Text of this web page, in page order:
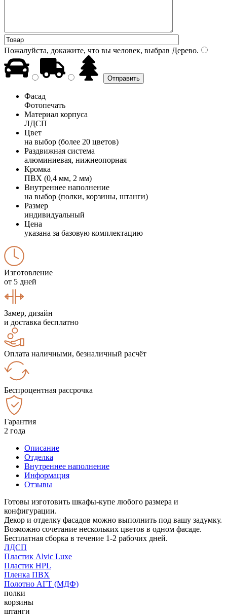
Пожалуйста, докажите, что вы человек, выбрав Дерево.
Фасад
Фотопечать
Материал корпуса
ЛДСП
Цвет
на выбор (более 20 цветов)
Раздвижная система
алюминиевая, нижнеопорная
Кромка
ПВХ (0,4 мм, 2 мм)
Внутреннее наполнение
на выбор (полки, корзины, штанги)
Размер
индивидуальный
Цена
указана за базовую комплектацию
Изготовление
от 5 дней
Замер, дизайн
и доставка бесплатно
Оплата наличными, безналичный расчёт
Беспроцентная рассрочка
Гарантия
2 года
Описание
Отделка
Внутреннее наполнение
Информация
Отзывы
Готовы изготовить шкафы-купе любого размера и
конфигурации.
Декор и отделку фасадов можно выполнить под вашу задумку.
Возможно сочетание нескольких цветов в одном фасаде.
Бесплатная сборка в течение 1-2 рабочих дней.
ЛДСП
Пластик Alvic Luxe
Пластик HPL
Пленка ПВХ
Полотно АГТ (МДФ)
полки
корзины
штанги